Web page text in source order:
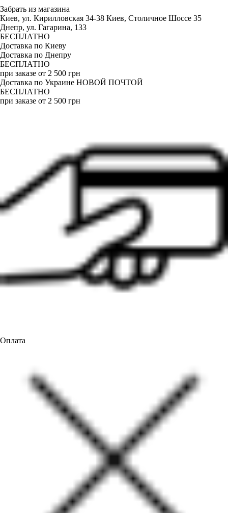
Забрать из магазина
Киев, ул. Кирилловская 34-38 Киев, Столичное Шоссе 35
Днепр, ул. Гагарина, 133
БЕСПЛАТНО
Доставка по Киеву
Доставка по Днепру
БЕСПЛАТНО
при заказе от 2 500 грн
Доставка по Украине НОВОЙ ПОЧТОЙ
БЕСПЛАТНО
при заказе от 2 500 грн
Оплата